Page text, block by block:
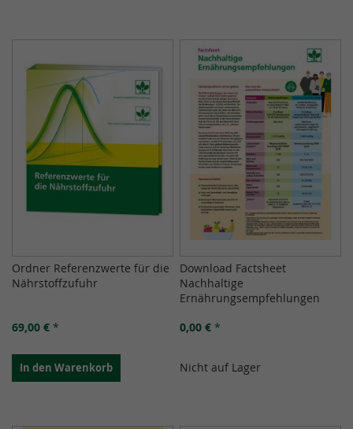
Ordner Referenzwerte für die
Nährstoffzufuhr
69,00 € *
In den Warenkorb
Download Factsheet
Nachhaltige
Ernährungsempfehlungen
0,00 € *
Nicht auf Lager